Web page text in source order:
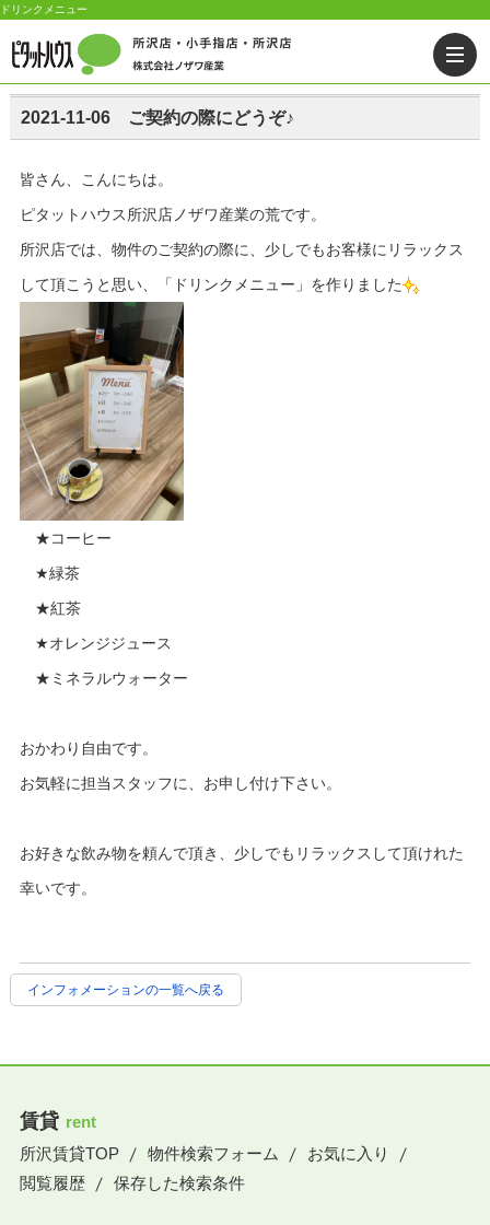
ドリンクメニュー
2021-11-06 ご契約の際にどうぞ♪
皆さん、こんにちは。
ピタットハウス所沢店ノザワ産業の荒です。
所沢店では、物件のご契約の際に、少しでもお客様にリラックス
して頂こうと思い、「ドリンクメニュー」を作りました
★コーヒー
★緑茶
★紅茶
★オレンジジュース
★ミネラルウォーター
おかわり自由です。
お気軽に担当スタッフに、お申し付け下さい。
お好きな飲み物を頼んで頂き、少しでもリラックスして頂けれた
幸いです。
インフォメーションの一覧へ戻る
賃貸 rent
所沢賃貸TOP
物件検索フォーム
お気に入り
閲覧履歴
保存した検索条件